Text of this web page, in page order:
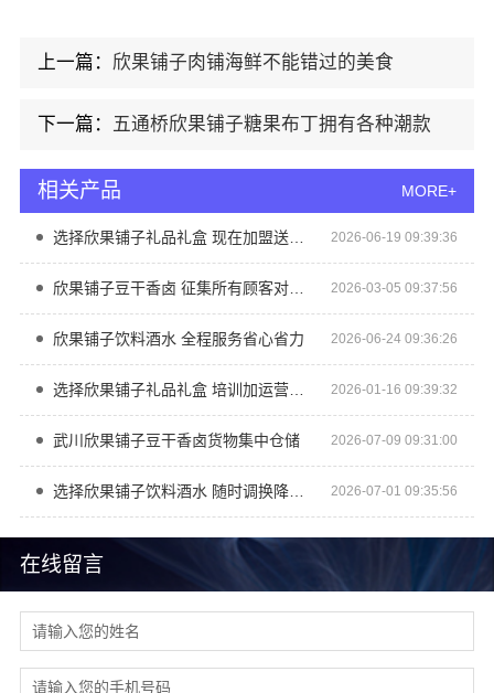
在线留言
上一篇： 欣果铺子肉铺海鲜不能错过的美食
下一篇： 五通桥欣果铺子糖果布丁拥有各种潮款
相关产品 MORE+
选择欣果铺子礼品礼盒 现在加盟送运营服务 2026-06-19 09:39:36
欣果铺子豆干香卤 征集所有顾客对产品的意见 2026-03-05 09:37:56
欣果铺子饮料酒水 全程服务省心省力 2026-06-24 09:36:26
选择欣果铺子礼品礼盒 培训加运营一台设备即可 2026-01-16 09:39:32
武川欣果铺子豆干香卤货物集中仓储 2026-07-09 09:31:00
选择欣果铺子饮料酒水 随时调换降低风险 2026-07-01 09:35:56